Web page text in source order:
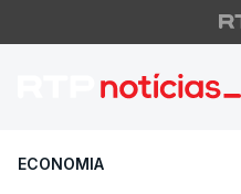
Lucro do
ECONOMIA